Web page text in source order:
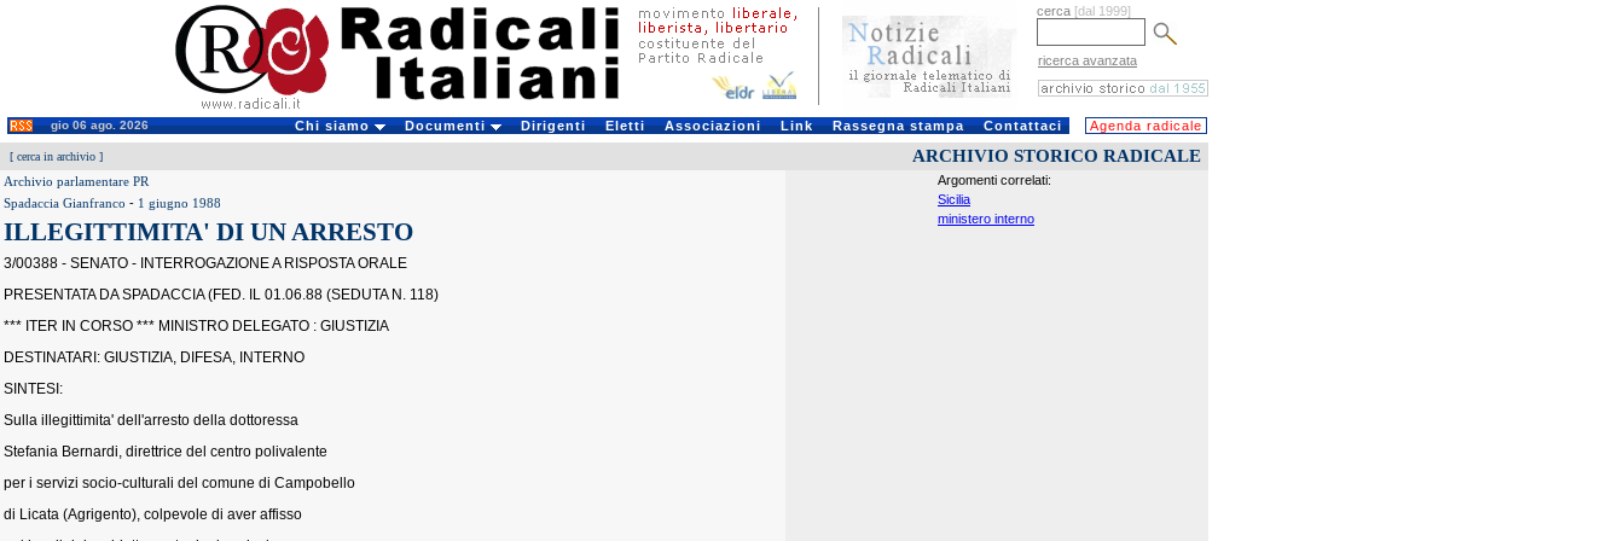
cerca [dal 1999]
ricerca avanzata
gio 06 ago. 2026 Chi siamo Documenti Dirigenti Eletti Associazioni Link Rassegna stampa Contattaci Agenda radicale
[ cerca in archivio ] ARCHIVIO STORICO RADICALE
Archivio parlamentare PR
Spadaccia Gianfranco - 1 giugno 1988
ILLEGITTIMITA' DI UN ARRESTO
3/00388 - SENATO - INTERROGAZIONE A RISPOSTA ORALE
PRESENTATA DA SPADACCIA (FED. IL 01.06.88 (SEDUTA N. 118)
*** ITER IN CORSO *** MINISTRO DELEGATO : GIUSTIZIA
DESTINATARI: GIUSTIZIA, DIFESA, INTERNO
SINTESI:
Sulla illegittimita' dell'arresto della dottoressa
Stefania Bernardi, direttrice del centro polivalente
per i servizi socio-culturali del comune di Campobello
di Licata (Agrigento), colpevole di aver affisso
Argomenti correlati:
Sicilia
ministero interno